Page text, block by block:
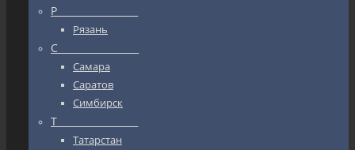
Р_________________
Рязань
С_________________
Самара
Саратов
Симбирск
Т_________________
Татарстан